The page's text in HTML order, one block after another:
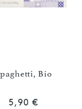
Bio
5,90 €